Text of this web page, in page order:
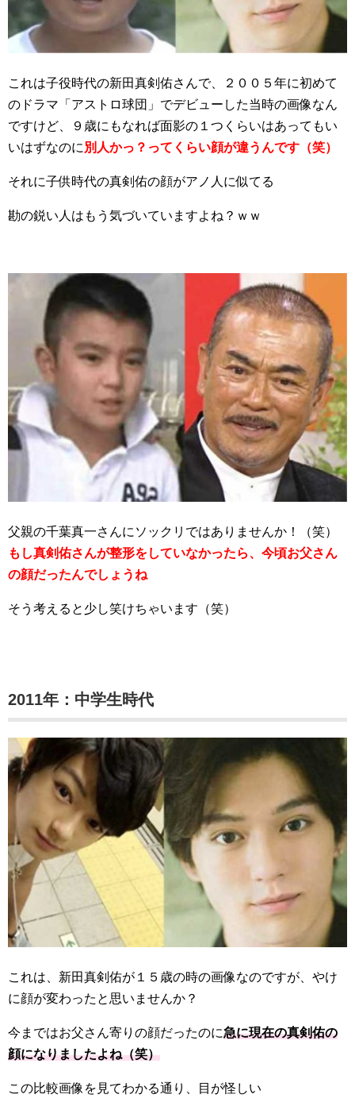
これは子役時代の新田真剣佑さんで、２００５年に初めて
のドラマ「アストロ球団」でデビューした当時の画像なん
ですけど、９歳にもなれば面影の１つくらいはあってもい
いはずなのに 別人かっ？ってくらい顔が違うんです（笑）
それに子供時代の真剣佑の顔がアノ人に似てる
勘の鋭い人はもう気づいていますよね？ｗｗ
父親の千葉真一さんにソックリではありませんか！（笑）
もし真剣佑さんが整形をしていなかったら、今頃お父さん
の顔だったんでしょうね
そう考えると少し笑けちゃいます（笑）
2011年：中学生時代
これは、新田真剣佑が１５歳の時の画像なのですが、やけ
に顔が変わったと思いませんか？
今まではお父さん寄りの顔だったのに急に現在の真剣佑の
顔になりましたよね（笑）
この比較画像を見てわかる通り、目が怪しい